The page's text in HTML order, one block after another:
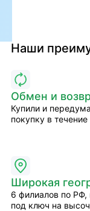
Наши
Обмен и
Купили и
покупку в
Широкая
6 филиалов по РФ,
под ключ на